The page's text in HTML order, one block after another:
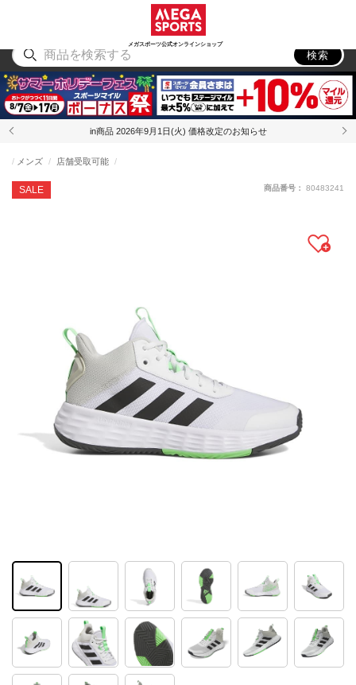
メガスポーツ公式オンラインショップ
アウトドア
検索
in商品 2026年9月1日(火) 価格改定のお知らせ
SALE
メンズ 店舗受取可能
商品番号： 80483241